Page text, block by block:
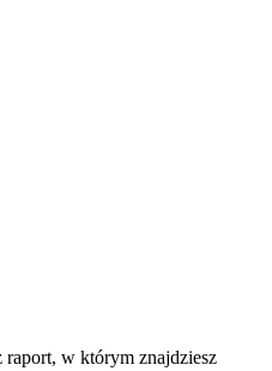
raport, w którym znajdziesz